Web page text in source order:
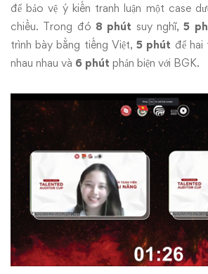
để bảo vệ ý kiến tranh luận một case
chiều. Trong đó 8 phút suy nghĩ,5
trình bày bằng tiếng Việt,5 phút để hai
nhau nhau và 6 phút phản biện với BGK.